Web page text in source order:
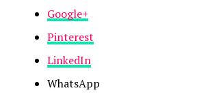
Google+
Pinterest
LinkedIn
WhatsApp